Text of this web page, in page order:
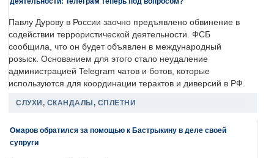
Павлу Дурову в России заочно предъявлено обвинение в
содействии террористической деятельности. ФСБ
сообщила, что он будет объявлен в международный
розыск. Основанием для этого стало неудаление
администрацией Telegram чатов и ботов, которые
используются для координации терактов и диверсий в РФ.
СЛУХИ, СКАНДАЛЫ, СПЛЕТНИ
Омаров обратился за помощью к Бастрыкину в деле своей
супруги